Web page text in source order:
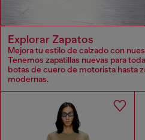
Explorar Zapatos
Mejora tu estilo de calzado con
Tenemos zapatillas nuevas para
botas de cuero de motorista hasta
modernas.